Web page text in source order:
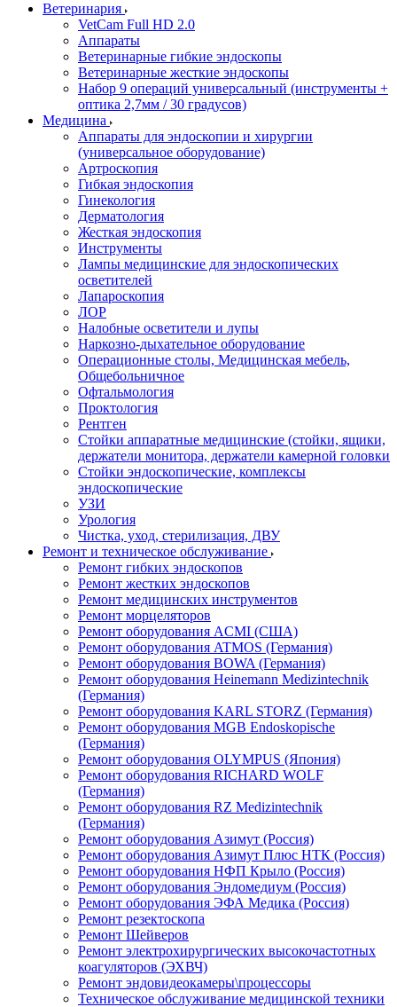
Ветеринария
VetCam Full HD 2.0
Аппараты
Ветеринарные гибкие эндоскопы
Ветеринарные жесткие эндоскопы
Набор 9 операций универсальный (инструменты +
оптика 2,7мм / 30 градусов)
Медицина
Аппараты для эндоскопии и хирургии
(универсальное оборудование)
Артроскопия
Гибкая эндоскопия
Гинекология
Дерматология
Жесткая эндоскопия
Инструменты
Лампы медицинские для эндоскопических
осветителей
Лапароскопия
ЛОР
Налобные осветители и лупы
Наркозно-дыхательное оборудование
Операционные столы, Медицинская мебель,
Общебольничное
Офтальмология
Проктология
Рентген
Стойки аппаратные медицинские (стойки, ящики,
держатели монитора, держатели камерной головки
Стойки эндоскопические, комплексы
эндоскопические
УЗИ
Урология
Чистка, уход, стерилизация, ДВУ
Ремонт и техническое обслуживание
Ремонт гибких эндоскопов
Ремонт жестких эндоскопов
Ремонт медицинских инструментов
Ремонт морцеляторов
Ремонт оборудования ACMI (США)
Ремонт оборудования ATMOS (Германия)
Ремонт оборудования BOWA (Германия)
Ремонт оборудования Heinemann Medizintechnik
(Германия)
Ремонт оборудования KARL STORZ (Германия)
Ремонт оборудования MGB Endoskopische
(Германия)
Ремонт оборудования OLYMPUS (Япония)
Ремонт оборудования RICHARD WOLF
(Германия)
Ремонт оборудования RZ Medizintechnik
(Германия)
Ремонт оборудования Азимут (Россия)
Ремонт оборудования Азимут Плюс НТК (Россия)
Ремонт оборудования НФП Крыло (Россия)
Ремонт оборудования Эндомедиум (Россия)
Ремонт оборудования ЭФА Медика (Россия)
Ремонт резектоскопа
Ремонт Шейверов
Ремонт электрохирургических высокочастотных
коагуляторов (ЭХВЧ)
Ремонт эндовидеокамеры\процессоры
Техническое обслуживание медицинской техники